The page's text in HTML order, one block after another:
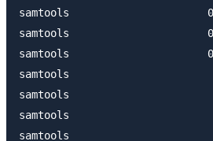
samtools
samtools
samtools
samtools
samtools
samtools
samtools